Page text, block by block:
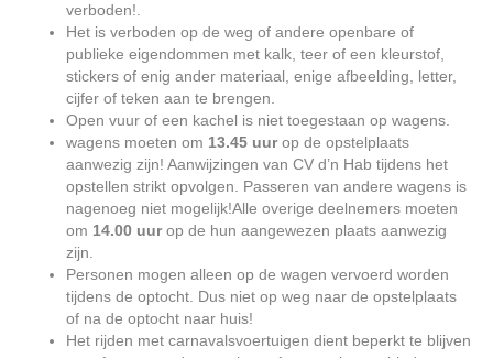
verboden!.
Het is verboden op de weg of andere openbare of
publieke eigendommen met kalk, teer of een kleurstof,
stickers of enig ander materiaal, enige afbeelding, letter,
cijfer of teken aan te brengen.
Open vuur of een kachel is niet toegestaan op wagens.
wagens moeten om 13.45 uurop de opstelplaats
aanwezig zijn! Aanwijzingen van CV d’n Hab tijdens het
opstellen strikt opvolgen. Passeren van andere wagens is
nagenoeg niet mogelijk!Alle overige deelnemers moeten
om 14.00 uurop de hun aangewezen plaats aanwezig
zijn.
Personen mogen alleen op de wagen vervoerd worden
tijdens de optocht. Dus niet op weg naar de opstelplaats
of na de optocht naar huis!
Het rijden met carnavalsvoertuigen dient beperkt te blijven